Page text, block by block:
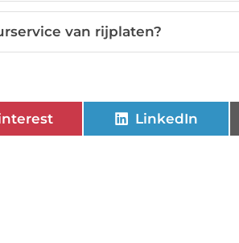
van rijplaten?
LinkedIn